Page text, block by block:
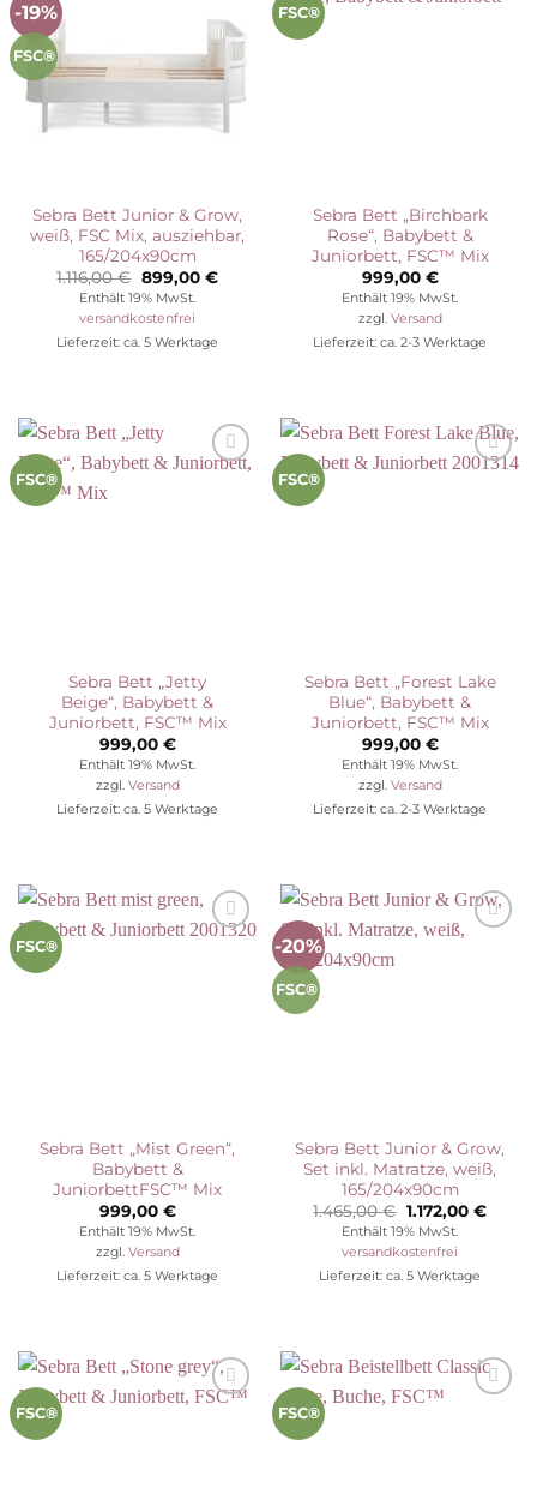
-19%
FSC®
Wunschliste
Sebra Bett Junior & Grow,
weiß, FSC Mix, ausziehbar,
165/204x90cm
1.116,00€ Ursprünglicher
Preis
war:
1.116,00 €
899,00 €Aktueller
Enthält 19% MwSt.
versandkostenfrei
Lieferzeit: ca. 5 Werktage
FSC®
Sebra Bett „Birchbark
Rose“, Babybett &
Juniorbett, FSC™ Mix
999,00 €
Enthält 19% MwSt.
zzgl. Versand
Lieferzeit: ca. 2-3 Werktage
FSC®
Sebra Bett „Jetty
Beige“, Babybett &
Juniorbett, FSC™ Mix
999,00 €
Enthält 19% MwSt.
zzgl. Versand
Lieferzeit: ca. 5 Werktage
FSC®
Sebra Bett „Forest Lake
Blue“, Babybett &
Juniorbett, FSC™ Mix
999,00 €
Enthält 19% MwSt.
zzgl. Versand
Lieferzeit: ca. 2-3 Werktage
FSC®
Sebra Bett „Mist Green“,
Babybett &
JuniorbettFSC™ Mix
999,00 €
Enthält 19% MwSt.
zzgl. Versand
Lieferzeit: ca. 5 Werktage
-20%
FSC®
Sebra Bett Junior & Grow,
Set inkl. Matratze, weiß,
165/204x90cm
1.465,00€ Ursprünglicher
Preis
war:
1.465,00 €
1.172,00 €
Enthält 19% MwSt.
versandkostenfrei
Lieferzeit: ca. 5 Werktage
FSC® FSC®